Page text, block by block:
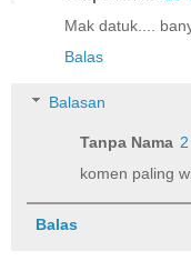
Mak datuk....
Balas
Balasan
Tanpa Nama
komen paling
Balas